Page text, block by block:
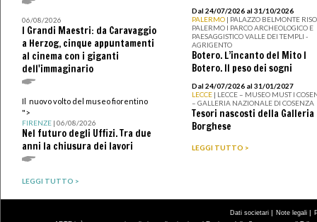
06/08/2026
I Grandi Maestri: da Caravaggio
a Herzog, cinque appuntamenti
al cinema con i giganti
dell'immaginario
Il nuovo volto del museo fiorentino
">
FIRENZE | 06/08/2026
Nel futuro degli Uffizi. Tra due
anni la chiusura dei lavori
LEGGI TUTTO >
Dal 24/07/2026 al 31/10/2026
PALERMO | PALAZZO BELMONTE
PALERMO I PARCO ARCHEOLOGICO E
PAESAGGISTICO VALLE DEI TEMPLI -
AGRIGENTO
Botero. L’incanto del Mito I
Botero. Il peso dei sogni
Dal 24/07/2026 al 31/01/2027
LECCE | LECCE – MUSEO MUST I
– GALLERIA NAZIONALE DI COSENZA
Tesori nascosti della Galleria
Borghese
LEGGI TUTTO >
Dati societari | Note legali |